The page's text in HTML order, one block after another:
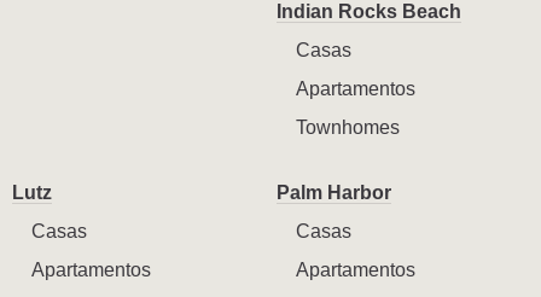
Indian Rocks Beach
Casas
Apartamentos
Townhomes
Lutz
Casas
Apartamentos
Palm Harbor
Casas
Apartamentos